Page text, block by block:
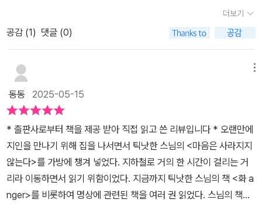
세상을 떠나신 분이라, 스님의 말씀을 책으로 읽으니 스님이 돌아가
신 것을 슬퍼할 독자들을 따스히 위로하고 있다는 기분도 들었다. 나
의 몸은 소멸되었지만 그럼에도 이렇게 여전히 너의 곁에 있다는 말
씀을 전하는 것처럼 들렸다.지금 상실의 슬픔으로 괴로워하는 사람
들, 그리고 앞으로 이별을 겪게 될 이들에게 이 책 <마음은 사라지지
않는다>를 추천하고 싶다. 지금 슬픔 속에서 괴로워하는 그대.그럼에
도 부디 힘을 내어 오늘을 살아가길.【 깊이 바라볼 때, 우리는 고통을
이해할 기회를 얻고, 그로부터 벗어날 길을 발견할 수 있습니다. 우리
의 고통스러운 감정과느낌을 보살피기 위해 내면으로 들어갈 때, 변
화가 가능합니다. 나가는길은 곧 내면으로 들어가는 것입니다. 우리
가 고통을 이해할 때, 고통은변하고, 우리는 새로워진 자신을 느낍니
다. 】 (p.107)【 우리는 모든 존재가 서로에게 기대어 존재하는 본성을
인 추앙이나 다른 종교를 폄하하는 책도 아닐 것이며 어쩌면 가장 기
본이 되는 삶의 자세와 마인드에 대해 직언하고 있어서 오히려 해당
음, 심리 등의 내면관리가 기본이 된 요즘 사회의 현실에서 이를 추상
적으로 느끼거나 어렵게 여기기보단 어떤 형태로 변화와 성장, 긍정
의 마인드로 살아갈 것인지, 이에 대해 판단해 보는 것도 좋을 것이다.​
어쩌면 짦고 유한한 우리의 인생에서 반드시 챙겨야 하는 부분에 대
한 조언서로도 볼 수 있을 것이며 때로는 종교의 힘과 영향력이 대단
하며 이를 통해 극복 가능한 부분도 많다는 점을 읽으며 체감하게 되
는 책이다. <마음은 사라지지 않는다> 책에서 말하는 삶에 대한 구체
적인 조언과 방식이 무엇이며 어떤 형태로 수행이나 명상 등의 심리
폭풍처럼 밀려올 때 우리는 꼼짝할 수가 없어요. 상실의 아픔을 어떻
게 마주해야 할까요. '울고 싶다면, 부디 우세요. 그리고 내가 당신과
함께 울 것임을 알아주세요. 당신이 흘리는 눈물이 우리 둘 모두를 치
유해 줄 것입니다. 당신의 눈물은 곧 나의 눈물입니다.' (21p) 때로는
우는 것조차 제대로 울지 못할 정도로 충격에 빠지기도 해요. 틱낫한
스님은 고통스러운 감정이 올라올 때는 하던 일을 멈추고 그 감정을
보살펴야 한다고, 자기 몸에서 일어나는 일에 주의를 기울이는 것으
로 시작하라고 알려주네요. 명상법, 수행법이라고 하면 어렵게 느껴
지는데 책에서 알려주는 대로 따라가면 누구든지 쉽게 할 수 있어요.
손을 배 위에 올리고 호흡의 움직임을 느끼고, 머리에서부터 배꼽으
로 알아차림을 서서히 가져가면 나를 괴롭히던 일에 대한 생각을 멈
출 수 있어요. 폭풍 속의 나무처럼 나무의 몸통으로 시선을 가져오고,
더보기
공감 (1) 댓글 (0)
동동 2025-05-15
* 출판사로부터 책을 제공 받아 직접 읽고 쓴 리뷰입니다 * 오랜만에
지인을 만나기 위해 집을 나서면서 틱낫한 스님의 <마음은 사라지지
않는다>를 가방에 챙겨 넣었다. 지하철로 거의 한 시간이 걸리는 거
리라 이동하면서 읽기 위함이었다. 지금까지 틱낫한 스님의 책 <화 a
nger>를 비롯하여 명상에 관련된 책을 여러 권 읽었다. 스님의 책을